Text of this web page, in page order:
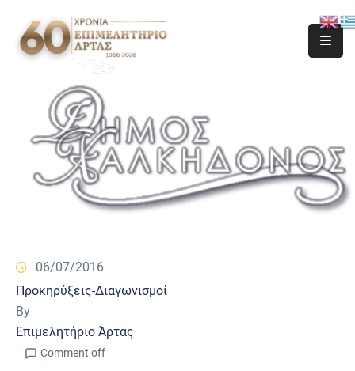
06/07/2016
Προκηρύξεις-Διαγωνισμοί
By
Επιμελητήριο Άρτας
Comment off